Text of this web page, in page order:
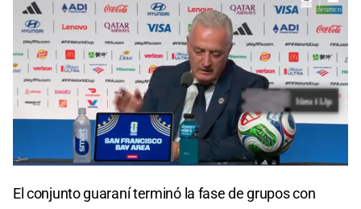
El conjunto guaraní terminó la fase de grupos con